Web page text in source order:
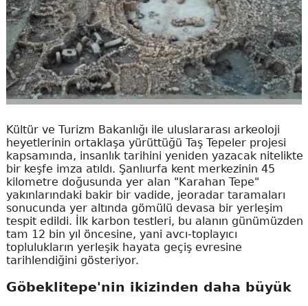
Kültür ve Turizm Bakanlığı ile uluslararası arkeoloji
heyetlerinin ortaklaşa yürüttüğü Taş Tepeler projesi
kapsamında, insanlık tarihini yeniden yazacak nitelikte
bir keşfe imza atıldı. Şanlıurfa kent merkezinin 45
kilometre doğusunda yer alan "Karahan Tepe"
yakınlarındaki bakir bir vadide, jeoradar taramaları
sonucunda yer altında gömülü devasa bir yerleşim
tespit edildi. İlk karbon testleri, bu alanın günümüzden
tam 12 bin yıl öncesine, yani avcı-toplayıcı
toplulukların yerleşik hayata geçiş evresine
tarihlendiğini gösteriyor.
Göbeklitepe'nin ikizinden daha büyük